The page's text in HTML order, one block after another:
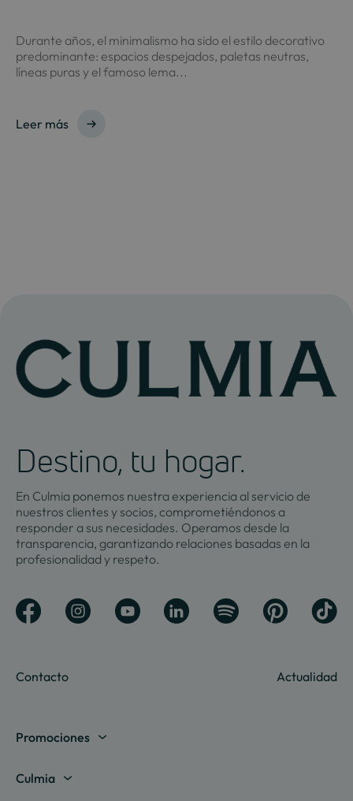
Durante años, el minimalismo ha sido el estilo decorativo
predominante: espacios despejados, paletas neutras,
líneas puras y el famoso lema...
Leer más
Destino, tu hogar.
En Culmia ponemos nuestra experiencia al servicio de
nuestros clientes y socios, comprometiéndonos a
responder a sus necesidades. Operamos desde la
transparencia, garantizando relaciones basadas en la
profesionalidad y respeto.
Contacto Actualidad
Promociones
Madrid
Culmia